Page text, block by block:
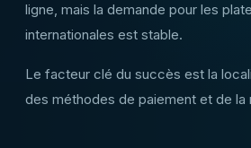
ligne, mais la demande pour les
internationales est stable.
Le facteur clé du succès est la
des méthodes de paiement et de la